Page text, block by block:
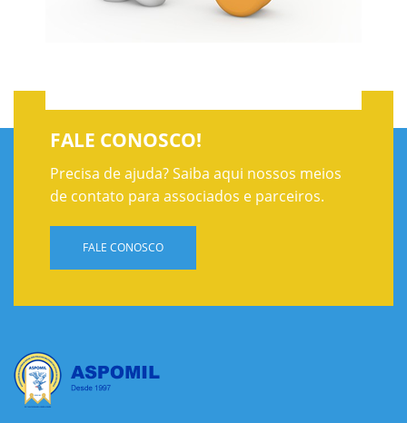
FALE CONOSCO!
Precisa de ajuda? Saiba aqui nossos meios
de contato para associados e parceiros.
FALE CONOSCO